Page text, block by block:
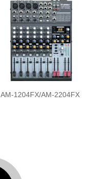
AM-M8FX/AM-M12FX/AM-